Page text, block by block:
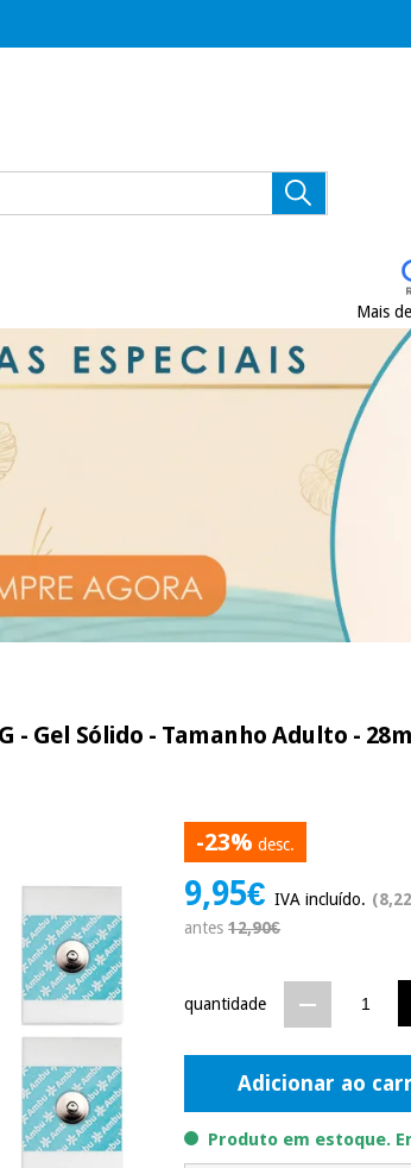
Mais de
- Gel Sólido - Tamanho Adulto -
-23% desc.
9,95€IVA incluído.
antes12,90€
quantidade
Adicionar ao
Produto em estoque.